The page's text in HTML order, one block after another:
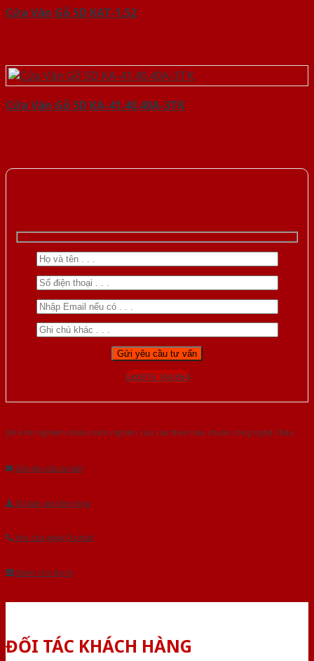
Cửa Vân Gỗ 5D KAT-1.52
Cửa Vân Gỗ 5D KA-41.40.40A-3TK
Gọi 0976.169.864
Với kinh nghiệm nhiêu năm nghiên cứu cửa theo tiêu chuẩn công nghệ Châu
Âu.Chúng tôi tự tin là nhà sản xuất & cung cấp hàng đầu tại Việt Nam!
Gửi yêu cầu tư vấn
Tải báo giá tổng hợp
Yêu cầu gọi lại (3 phút)
Dành cho đại lý
ĐỐI TÁC KHÁCH HÀNG